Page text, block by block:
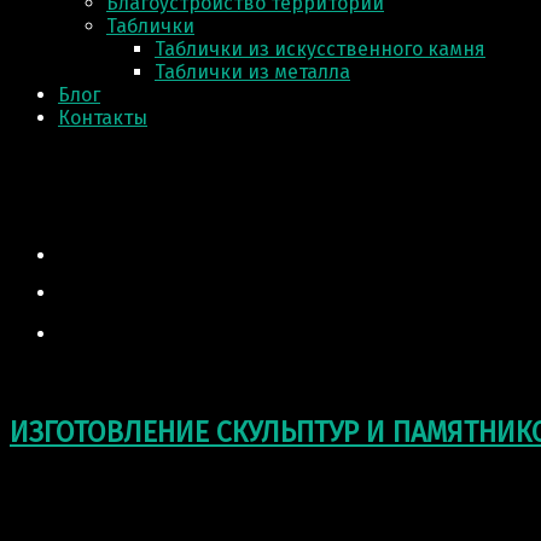
Таблички
Таблички из искусственного камня
Таблички из металла
Блог
Контакты
ИЗГОТОВЛЕНИЕ СКУЛЬПТУР И